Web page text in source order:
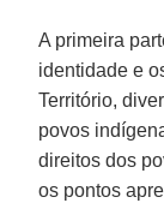
A primeira
identidade e
Território,
povos
direitos dos
os pontos